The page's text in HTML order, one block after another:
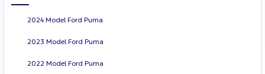
2024 Model Ford Puma
2023 Model Ford Puma
2022 Model Ford Puma